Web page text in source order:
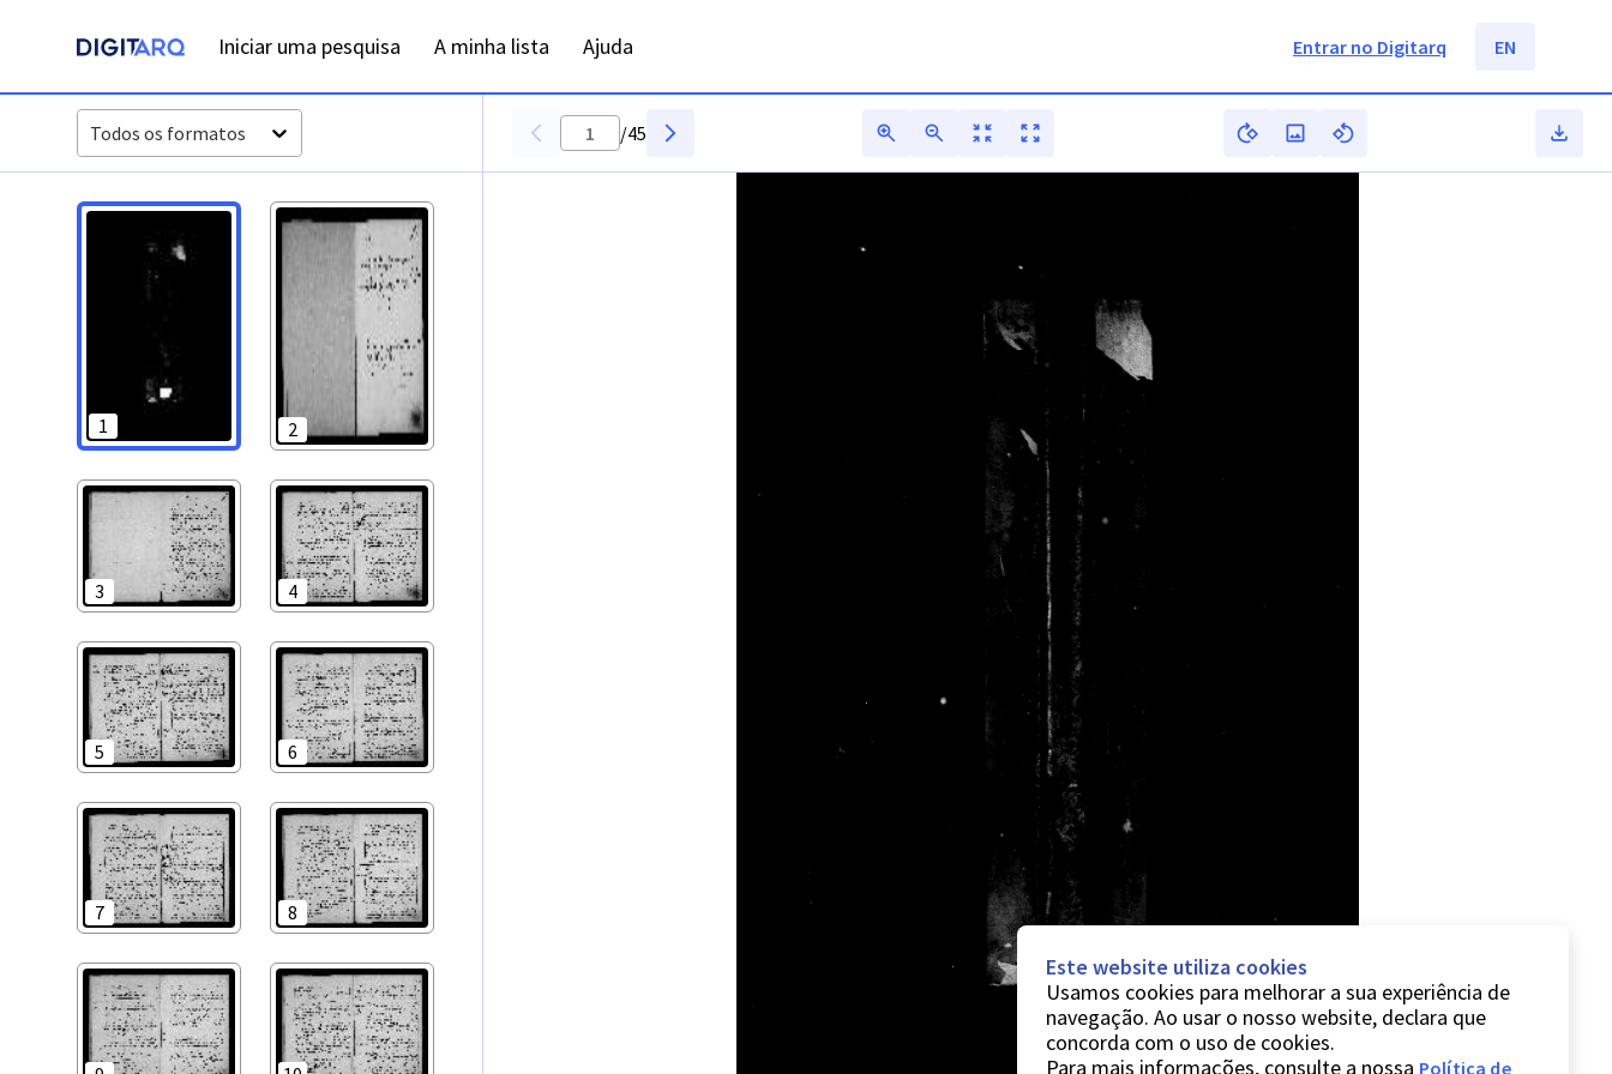
Iniciar uma pesquisa A minha lista Ajuda Entrar no Digitarq EN
Todos os formatos
1 2
3 4
5 6
7 8
/45
Este website utiliza cookies
Usamos cookies para melhorar a sua experiência de
navegação. Ao usar o nosso website, declara que
concorda com o uso de cookies.
Para mais informações, consulte a nossa Política de